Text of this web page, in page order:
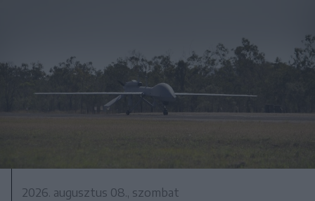
2026. augusztus 08., szombat